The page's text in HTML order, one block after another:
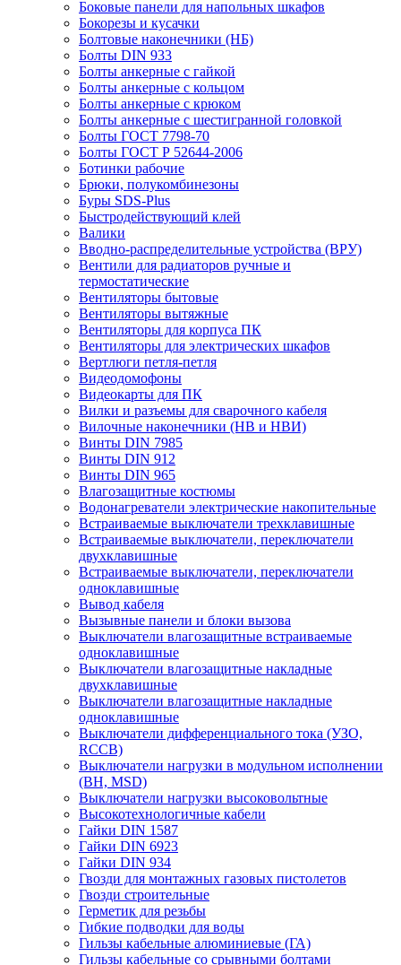
Боковые панели для напольных шкафов
Бокорезы и кусачки
Болтовые наконечники (НБ)
Болты DIN 933
Болты анкерные с гайкой
Болты анкерные с кольцом
Болты анкерные с крюком
Болты анкерные с шестигранной головкой
Болты ГОСТ 7798-70
Болты ГОСТ Р 52644-2006
Ботинки рабочие
Брюки, полукомбинезоны
Буры SDS-Plus
Быстродействующий клей
Валики
Вводно-распределительные устройства (ВРУ)
Вентили для радиаторов ручные и
термостатические
Вентиляторы бытовые
Вентиляторы вытяжные
Вентиляторы для корпуса ПК
Вентиляторы для электрических шкафов
Вертлюги петля-петля
Видеодомофоны
Видеокарты для ПК
Вилки и разъемы для сварочного кабеля
Вилочные наконечники (НВ и НВИ)
Винты DIN 7985
Винты DIN 912
Винты DIN 965
Влагозащитные костюмы
Водонагреватели электрические накопительные
Встраиваемые выключатели трехклавишные
Встраиваемые выключатели, переключатели
двухклавишные
Встраиваемые выключатели, переключатели
одноклавишные
Вывод кабеля
Вызывные панели и блоки вызова
Выключатели влагозащитные встраиваемые
одноклавишные
Выключатели влагозащитные накладные
двухклавишные
Выключатели влагозащитные накладные
одноклавишные
Выключатели дифференциального тока (УЗО,
RCCB)
Выключатели нагрузки в модульном исполнении
(ВН, MSD)
Выключатели нагрузки высоковольтные
Высокотехнологичные кабели
Гайки DIN 1587
Гайки DIN 6923
Гайки DIN 934
Гвозди для монтажных газовых пистолетов
Гвозди строительные
Герметик для резьбы
Гибкие подводки для воды
Гильзы кабельные алюминиевые (ГА)
Гильзы кабельные со срывными болтами